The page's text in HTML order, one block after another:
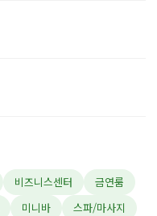
비즈니스센터
금연룸
미니바 스파/마사지